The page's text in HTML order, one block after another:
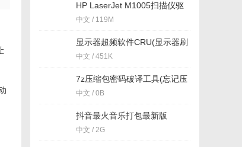
HP LaserJet M1005扫描仪驱
动免费版(惠普扫描仪驱动) 安
装板
中文 / 119M
显示器超频软件CRU(显示器刷
新率超频) 免费版
中文 / 451K
7z压缩包密码破译工具(忘记压
缩包密码) v2018 免费版
中文 / 0B
抖音最火音乐打包最新版
中文 / 2G